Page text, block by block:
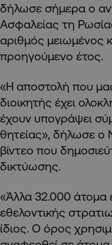
δήλωσε σήμερα ο
Ασφαλείας τη
αριθμός μειωμένος
προηγούμενο έτος.
«Η αποστολή που
διοικητής έχει
έχουν υπογράψει
θητείας», δήλωσε ο
βίντεο που
δικτύωσης.
«Άλλα 32.000 άτομα
εθελοντικής
ίδιος. Ο όρος